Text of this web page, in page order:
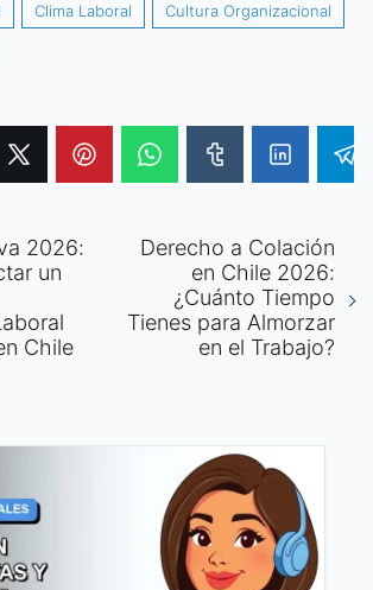
Clima Laboral Cultura Organizacional
2026:
un
Chile
Derecho a Colación
en Chile 2026:
¿Cuánto Tiempo
Tienes para Almorzar
en el Trabajo?